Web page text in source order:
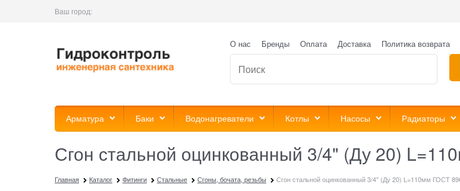
Ваш город:
О нас Бренды Оплата Доставка Политика возврата
Арматура Баки Водонагреватели Котлы Насосы Радиаторы
Сгон стальной оцинкованный 3/4" (Ду 20)
Главная Каталог Фитинги Стальные Сгоны, бочата, резьбы Сгон стальной оцинкованный 3/4" (Ду 20) L=110мм ГОСТ